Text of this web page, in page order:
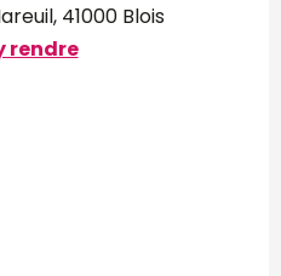
41000 Blois
rendre